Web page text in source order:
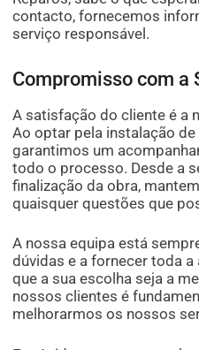
contacto, fornecemos
serviço responsável.
Compromisso com a
A satisfação do cliente é a
Ao optar pela instalação
garantimos um
todo o processo. Desde a
finalização da obra,
quaisquer questões que
A nossa equipa está
dúvidas e a fornecer toda
que a sua escolha seja a
nossos clientes é
melhorarmos os nossos